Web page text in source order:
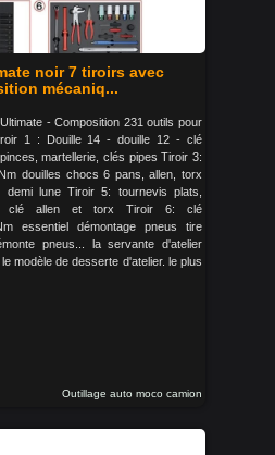
noir 7 tiroirs avec
mécaniq...
- Composition 231 outils pour
1 : Douille 14 - douille 12 - clé
martellerie, clés pipes Tiroir 3:
douilles chocs 6 pans, allen, torx
lune Tiroir 5: tournevis plats,
clé allen et torx Tiroir 6: clé
essentiel démontage pneus tire
pneus... la servante d'atelier
modèle de desserte d'atelier. le plus
Outillage auto moco camion